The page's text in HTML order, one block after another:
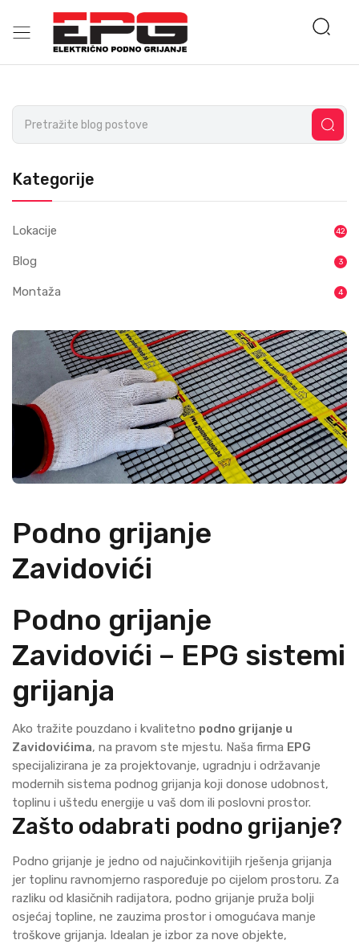
Podno grijanje
Zavidovići
Podno grijanje
Zavidovići – EPG sistemi
grijanja
Ako tražite pouzdano i kvalitetno podno grijanje u
Zavidovićima, na pravom ste mjestu. Naša firma EPG
specijalizirana je za projektovanje, ugradnju i održavanje
modernih sistema podnog grijanja koji donose udobnost,
toplinu i uštedu energije u vaš dom ili poslovni prostor.
Zašto odabrati podno grijanje?
Podno grijanje je jedno od najučinkovitijih rješenja grijanja
jer toplinu ravnomjerno raspoređuje po cijelom prostoru. Za
razliku od klasičnih radijatora, podno grijanje pruža bolji
osjećaj topline, ne zauzima prostor i omogućava manje
troškove grijanja. Idealan je izbor za nove objekte,
Kategorije
Lokacije 42
Blog 3
Montaža 4